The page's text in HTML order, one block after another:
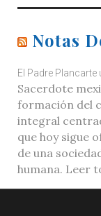
Notas
El Padre
Sacerdote
formación del
integral
que hoy sigue
de una
humana. Leer